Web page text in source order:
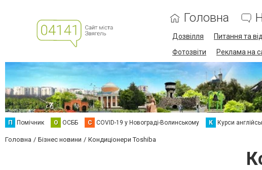
Головна
Дозвілля Питання та
Фотозвіти
Реклама на
П Помічник О ОСББ C COVID-19 у Новограді-Волинському К Курси
Головна Бізнес новини Кондиціонери Toshiba